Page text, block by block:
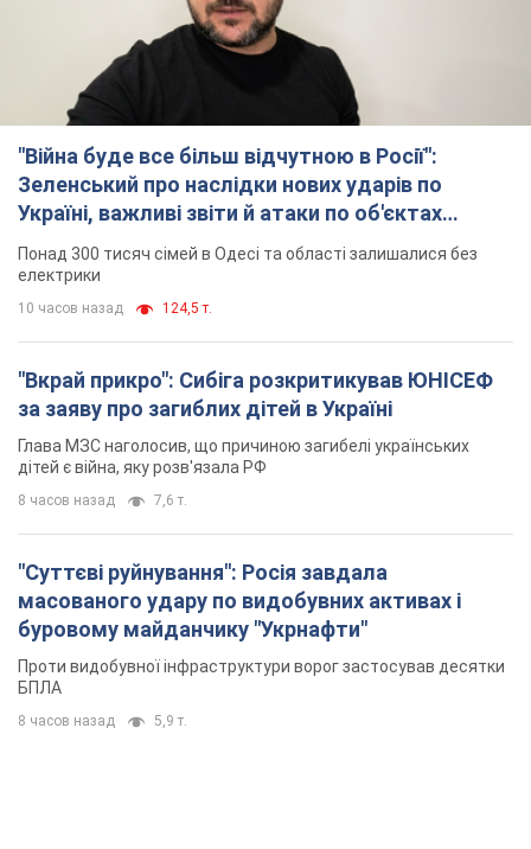
"Війна буде все більш відчутною в Росії":
Зеленський про наслідки нових ударів по
Україні, важливі звіти й атаки по об'єктах
ворога. Відео
Понад 300 тисяч сімей в Одесі та області залишалися без
електрики
10 часов назад 124,5 т.
"Вкрай прикро": Сибіга розкритикував ЮНІСЕФ
за заяву про загиблих дітей в Україні
Глава МЗС наголосив, що причиною загибелі українських
дітей є війна, яку розв'язала РФ
8 часов назад 7,6 т.
"Суттєві руйнування": Росія завдала
масованого удару по видобувних активах і
буровому майданчику "Укрнафти"
Проти видобувної інфраструктури ворог застосував десятки
БПЛА
8 часов назад 5,9 т.